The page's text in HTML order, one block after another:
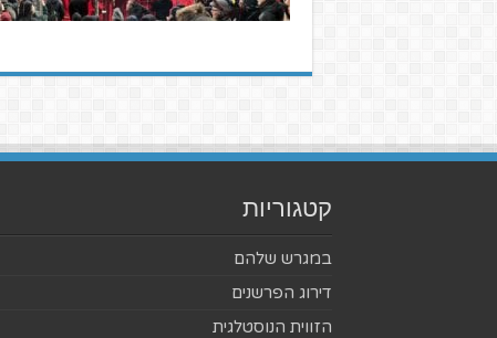
קטגוריות
במגרש שלהם
דירוג הפרשנים
הזווית הנוסטלגית